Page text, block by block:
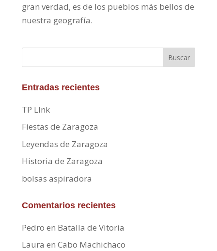
gran verdad, es de los pueblos más bellos de
nuestra geografía.
Buscar
Entradas recientes
TP LInk
Fiestas de Zaragoza
Leyendas de Zaragoza
Historia de Zaragoza
bolsas aspiradora
Comentarios recientes
Pedro en Batalla de Vitoria
Laura en Cabo Machichaco